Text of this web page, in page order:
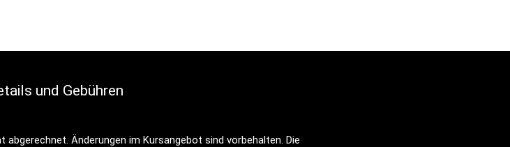
und Gebühren
Änderungen im Kursangebot sind vorbehalten. Die